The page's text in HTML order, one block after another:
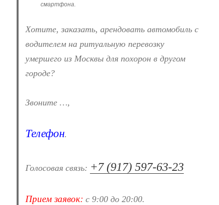
смартфона.
Хотите, заказать, арендовать автомобиль с
водителем на ритуальную перевозку
умершего из Москвы для похорон в другом
городе?
Звоните …,
Телефон.
Голосовая связь: +7 (917) 597-63-23
Прием заявок: с 9:00 до 20:00.